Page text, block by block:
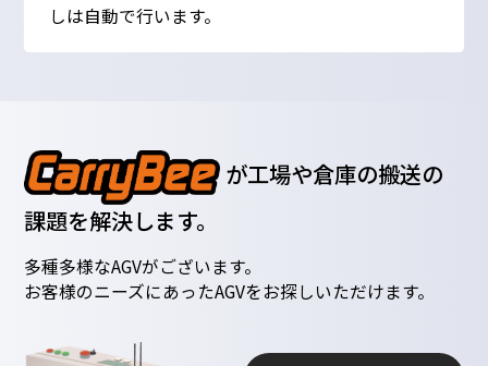
しは自動で行います。
が工場や倉庫の搬送の
課題を解決します。
多種多様なAGVがございます。
お客様のニーズにあったAGVをお探しいただけます。